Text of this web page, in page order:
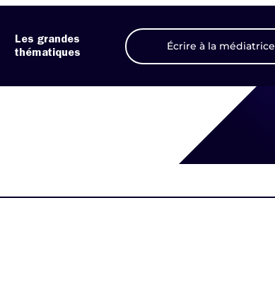
Les grandes
thématiques
Écrire à la médiatrice